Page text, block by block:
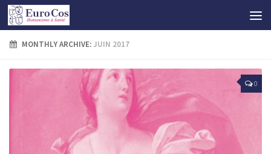
MONTHLY ARCHIVE:JUIN 2017
0